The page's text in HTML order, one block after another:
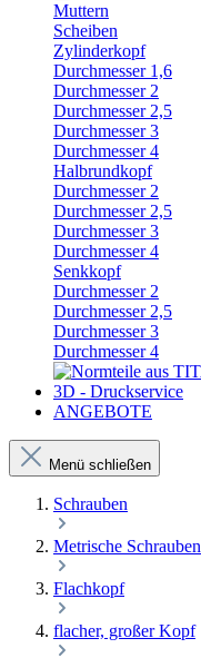
Muttern
Scheiben
Zylinderkopf
Durchmesser 1,6
Durchmesser 2
Durchmesser 2,5
Durchmesser 3
Durchmesser 4
Halbrundkopf
Durchmesser 2
Durchmesser 2,5
Durchmesser 3
Durchmesser 4
Senkkopf
Durchmesser 2
Durchmesser 2,5
Durchmesser 3
Durchmesser 4
3D - Druckservice
ANGEBOTE
Menü schließen
Schrauben
Metrische Schrauben
Flachkopf
flacher, großer Kopf